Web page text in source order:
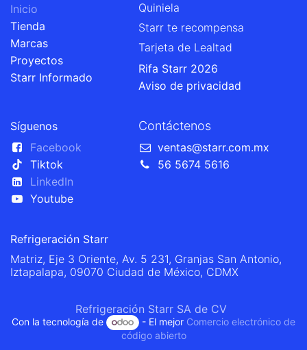
Inicio
Tienda
Marcas
Proyectos
Starr Informado
Quiniela
Starr te recompensa
Tarjeta de Lealtad
Rifa Starr 2026
Aviso de privacidad
Síguenos
Facebook
Tiktok
LinkedIn
Youtube
Contáctenos
ventas@starr.com.mx
56 5674 5616
Refrigeración Starr
Matriz, Eje 3 Oriente, Av. 5 231, Granjas San Antonio,
Iztapalapa, 09070 Ciudad de México, CDMX
Refrigeración Starr SA de CV
Con la tecnología de - El mejor Comercio electrónico de
código abierto